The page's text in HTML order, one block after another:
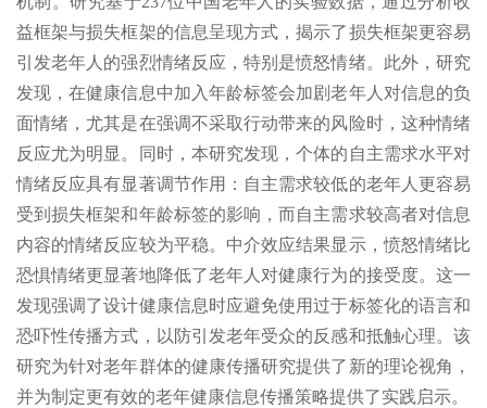
益框架与损失框架的信息呈现方式，揭示了损失框架更容易
引发老年人的强烈情绪反应，特别是愤怒情绪。此外，研究
发现，在健康信息中加入年龄标签会加剧老年人对信息的负
面情绪，尤其是在强调不采取行动带来的风险时，这种情绪
反应尤为明显。同时， 本研究发现 ，个体的自主需求水平对
情绪反应具有显著调节作用：自主需求较低的老年人更容易
受到损失框架和年龄标签的影响，而自主需求较高者对信息
内容的情绪反应较为平稳。 中介效应结果显示，愤怒情绪比
恐惧情绪更显著地降低了老年人对健康行为的接受度。这一
发现强调了设计健康信息时应避免使用过于标签化的语言和
恐吓性传播方式，以防引发老年受众的反感和抵触心理。该
研究为针对老年群体的健康传播研究提供了新的理论视角 ，
并为制定更有效的老年健康信息传播策略提供了实践启示。